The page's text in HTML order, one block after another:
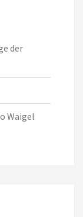
der
Waigel